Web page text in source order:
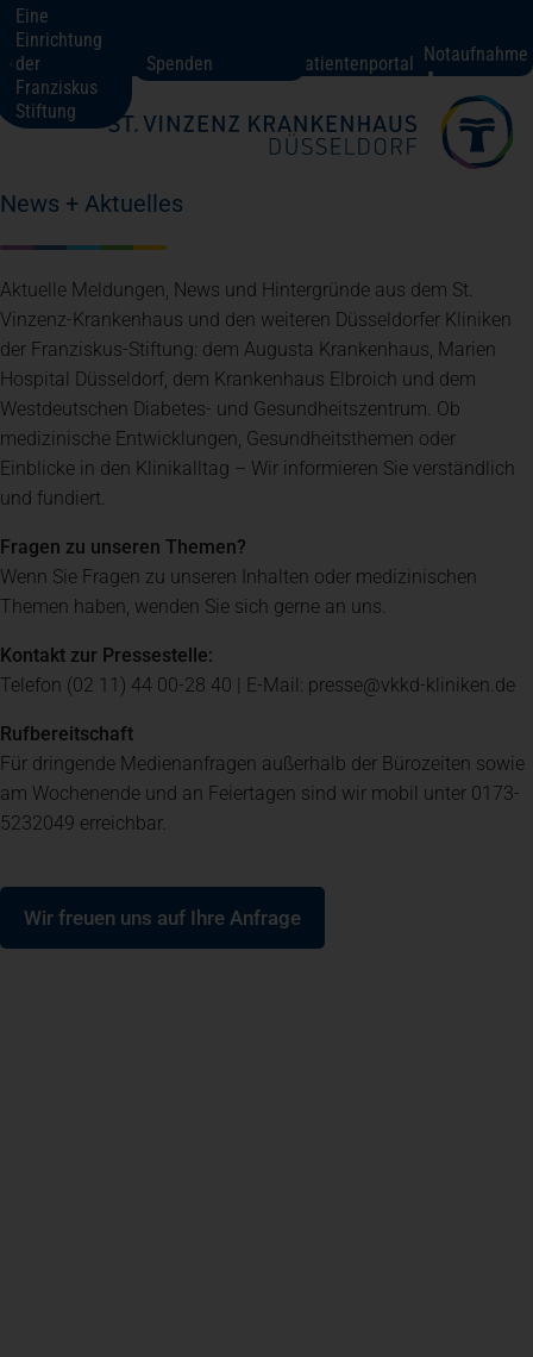
Eine
Einrichtung
der
Franziskus
Stiftung
Spenden Patientenportal Notaufnahme
St. Vinzenz-Krankenhaus Düsseldorf
Über uns
Karriere
Kontakt
Spenden+ Helfen
News
Spenden + Helfen
Spenden+ Helfen
News + Aktuelles
Aktuelle Meldungen, News und Hintergründe aus dem St.
Vinzenz-Krankenhaus und den weiteren Düsseldorfer Kliniken
der Franziskus-Stiftung: dem Augusta Krankenhaus, Marien
Hospital Düsseldorf, dem Krankenhaus Elbroich und dem
Westdeutschen Diabetes- und Gesundheitszentrum. Ob
medizinische Entwicklungen, Gesundheitsthemen oder
Einblicke in den Klinikalltag – Wir informieren Sie verständlich
und fundiert.
Fragen zu unseren Themen?
Wenn Sie Fragen zu unseren Inhalten oder medizinischen
Themen haben, wenden Sie sich gerne an uns.
Kontakt zur Pressestelle:
Telefon (02 11) 44 00-28 40 | E-Mail: presse@vkkd-kliniken.de
Rufbereitschaft
Für dringende Medienanfragen außerhalb der Bürozeiten sowie
am Wochenende und an Feiertagen sind wir mobil unter 0173-
5232049 erreichbar.
Wir freuen uns auf Ihre Anfrage
(öffnet in einem neuen Tab)